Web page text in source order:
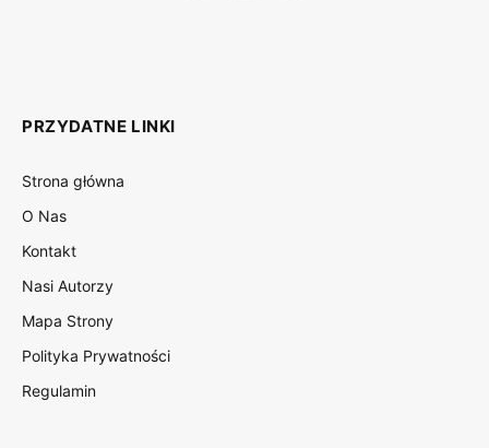
PRZYDATNE LINKI
Strona główna
O Nas
Kontakt
Nasi Autorzy
Mapa Strony
Polityka Prywatności
Regulamin